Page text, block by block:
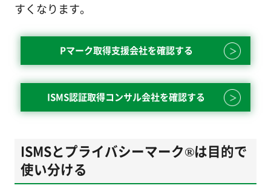
すくなります。
Pマーク取得支援会社を確認する
ISMS認証取得コンサル会社を確認する
ISMSとプライバシーマーク®は目的で
使い分ける